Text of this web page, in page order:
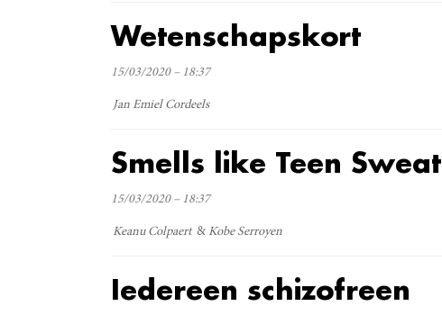
Wetenschapskort
15/03/2020 – 18:37
Jan Emiel Cordeels
Smells like Teen Sweat
15/03/2020 – 18:37
Keanu Colpaert Kobe Serroyen
Iedereen schizofreen